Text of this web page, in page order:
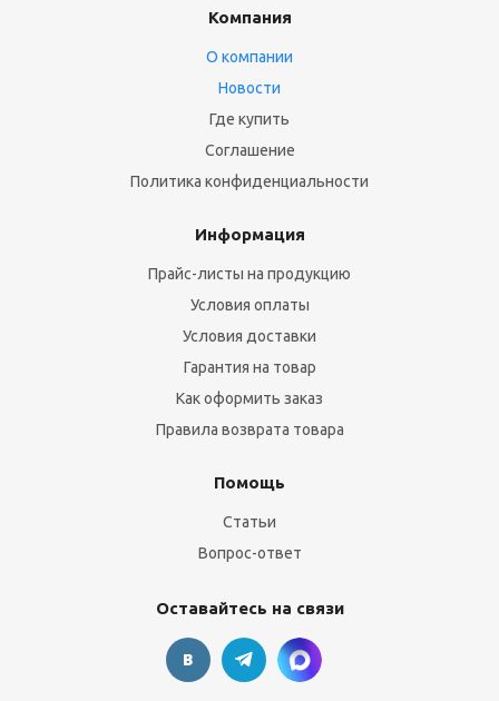
Компания
О компании
Новости
Где купить
Соглашение
Политика конфиденциальности
Информация
Прайс-листы на продукцию
Условия оплаты
Условия доставки
Гарантия на товар
Как оформить заказ
Правила возврата товара
Помощь
Статьи
Вопрос-ответ
Оставайтесь на связи